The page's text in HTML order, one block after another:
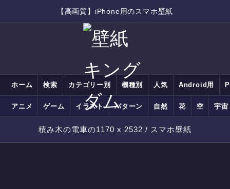
【高画質】iPhone用のスマホ壁紙
ホーム 検索 カテゴリー別 機種別 人気 Android用
アニメ ゲーム イラスト パターン 自然 花 空 宇宙
積み木の電車の1170 x 2532 / スマホ壁紙